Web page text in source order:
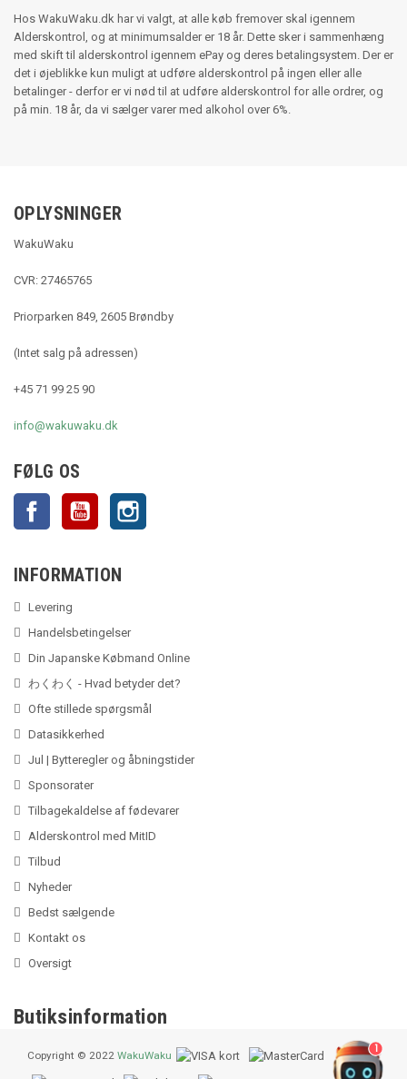
Hos WakuWaku.dk har vi valgt, at alle køb fremover skal igennem
Alderskontrol, og at minimumsalder er 18 år. Dette sker i sammenhæng
med skift til alderskontrol igennem ePay og deres betalingsystem. Der er
det i øjeblikke kun muligt at udføre alderskontrol på ingen eller alle
betalinger - derfor er vi nød til at udføre alderskontrol for alle ordrer, og
på min. 18 år, da vi sælger varer med alkohol over 6%.
OPLYSNINGER
WakuWaku
CVR: 27465765
Priorparken 849, 2605 Brøndby
(Intet salg på adressen)
+45 71 99 25 90
info@wakuwaku.dk
FØLG OS
Facebook YouTube
INFORMATION
Levering
Handelsbetingelser
Din Japanske Købmand Online
わくわく - Hvad betyder det?
Ofte stillede spørgsmål
Datasikkerhed
Jul | Bytteregler og åbningstider
Sponsorater
Tilbagekaldelse af fødevarer
Alderskontrol med MitID
Tilbud
Nyheder
Bedst sælgende
Kontakt os
Oversigt
Butiksinformation
Copyright © 2022 WakuWaku
1